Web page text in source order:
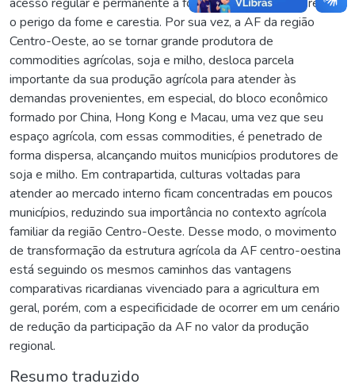
o perigo da fome e carestia. Por sua vez, a AF da região
Centro-Oeste, ao se tornar grande produtora de
commodities agrícolas, soja e milho, desloca parcela
importante da sua produção agrícola para atender às
demandas provenientes, em especial, do bloco econômico
formado por China, Hong Kong e Macau, uma vez que seu
espaço agrícola, com essas commodities, é penetrado de
forma dispersa, alcançando muitos municípios produtores de
soja e milho. Em contrapartida, culturas voltadas para
atender ao mercado interno ficam concentradas em poucos
municípios, reduzindo sua importância no contexto agrícola
familiar da região Centro-Oeste. Desse modo, o movimento
de transformação da estrutura agrícola da AF centro-oestina
está seguindo os mesmos caminhos das vantagens
comparativas ricardianas vivenciado para a agricultura em
geral, porém, com a especificidade de ocorrer em um cenário
de redução da participação da AF no valor da produção
regional.
Resumo traduzido